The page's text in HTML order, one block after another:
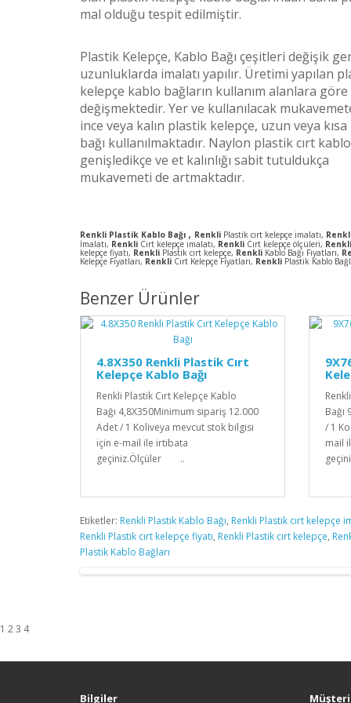
mal olduğu tespit edilmiştir.
Plastik Kelepçe, Kablo Bağı çeşitleri değişik
uzunluklarda imalatı yapılır. Üretimi yapılan
kelepçe kablo bağların kullanım alanlara göre
değişmektedir. Yer ve kullanılacak
ince veya kalın plastik kelepçe, uzun veya
bağı kullanılmaktadır. Naylon plastik cırt
genişledikçe ve et kalınlığı sabit tutuldukça
mukavemeti de artmaktadır.
Renkli Plastik Kablo Bağı , Renkli Plastik cırt kelepçe imalatı,
İmalatı, Renkli Cırt kelepçe imalatı, Renkli Cırt kelepçe ölçüleri,
kelepçe fiyatı, Renkli Plastik cırt kelepçe, Renkli Kablo Bağı Fiyatları,
Kelepçe Fiyatları, Renkli Cırt Kelepçe Fiyatları, Renkli Plastik Kablo
Benzer Ürünler
4.8X350 Renkli Plastik Cırt
Kelepçe Kablo Bağı
Renkli Plastik Cırt Kelepçe Kablo
Bağı 4,8X350Minimum sipariş 12.000
Adet / 1 Koliveya mevcut stok bilgisi
için e-mail ile irtibata
geçiniz.Ölçüler ..
Bağı
/ 1
mail
Etiketler: Renkli Plastik Kablo Bağı, Renkli Plastik cırt kelepçe
Renkli Plastik cırt kelepçe fiyatı, Renkli Plastik cırt kelepçe,
Plastik Kablo Bağları
1 2 3 4
Bilgiler